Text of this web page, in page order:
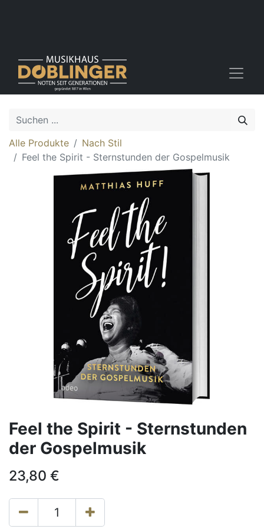
Alle Produkte
Nach Stil
Feel the Spirit - Sternstunden der Gospelmusik
Feel the Spirit - Sternstunden
der Gospelmusik
23,80 €